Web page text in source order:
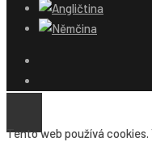
Tento web používá